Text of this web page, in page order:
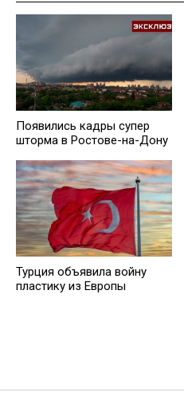
Появились кадры супер
шторма в Ростове-на-Дону
Турция объявила войну
пластику из Европы